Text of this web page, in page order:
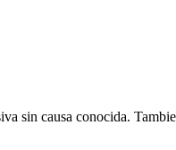
sin causa conocida.